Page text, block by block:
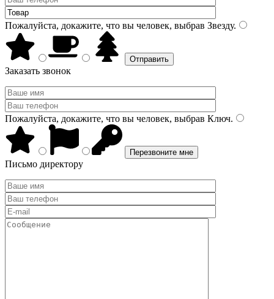
Пожалуйста, докажите, что вы человек, выбрав Звезду.
Заказать звонок
Пожалуйста, докажите, что вы человек, выбрав Ключ.
Письмо директору